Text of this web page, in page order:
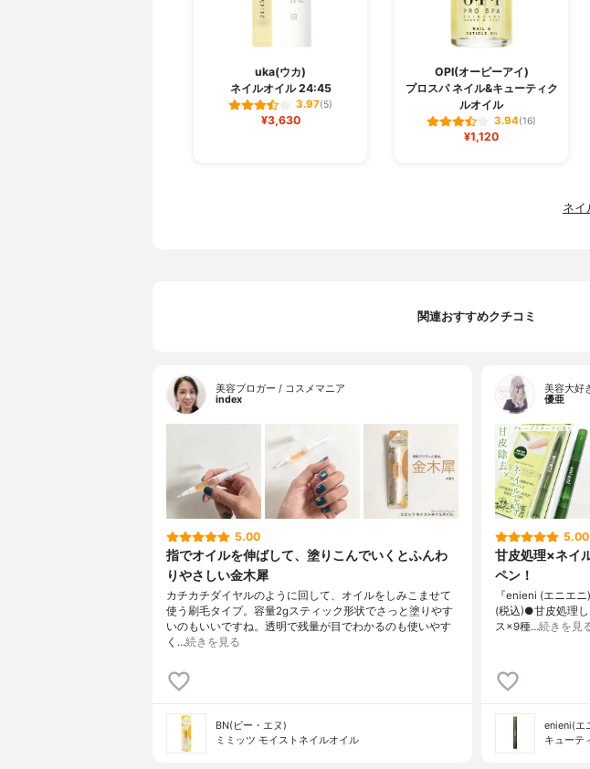
uka(ウカ)
ネイルオイル 24:45
3.97(5)
¥3,630
OPI(オーピーアイ)
プロスパ ネイル&キューティク
ルオイル
3.94(16)
¥1,120
ネイ
関連おすすめクチコミ
美容ブロガー / コスメマニア
index
5.00
指でオイルを伸ばして、塗りこんでいくとふんわ
りやさしい金木犀
カチカチダイヤルのように回して、オイルをしみこませて
使う刷毛タイプ。容量2gスティック形状でさっと塗りやす
いのもいいですね。透明で残量が目でわかるのも使いやす
く…続きを見る
BN(ビー・エヌ)
ミミッツ モイストネイルオイル
美容大好
優亜
5.00
甘皮処理×ネイ
ペン！
『enieni (エニエ
(税込)●甘皮処理
ス×9種…続きを見
enieni(エ
キューテ